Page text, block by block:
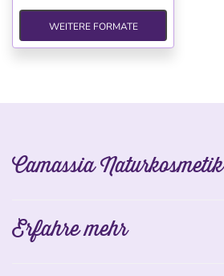
WEITERE FORMATE
Camassia Naturkosmetik
Erfahre mehr